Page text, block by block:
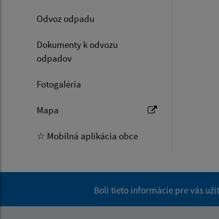
Odvoz odpadu
Dokumenty k odvozu
odpadov
Fotogaléria
Mapa
☆ Mobilná aplikácia obce
Boli tieto informácie pre vás